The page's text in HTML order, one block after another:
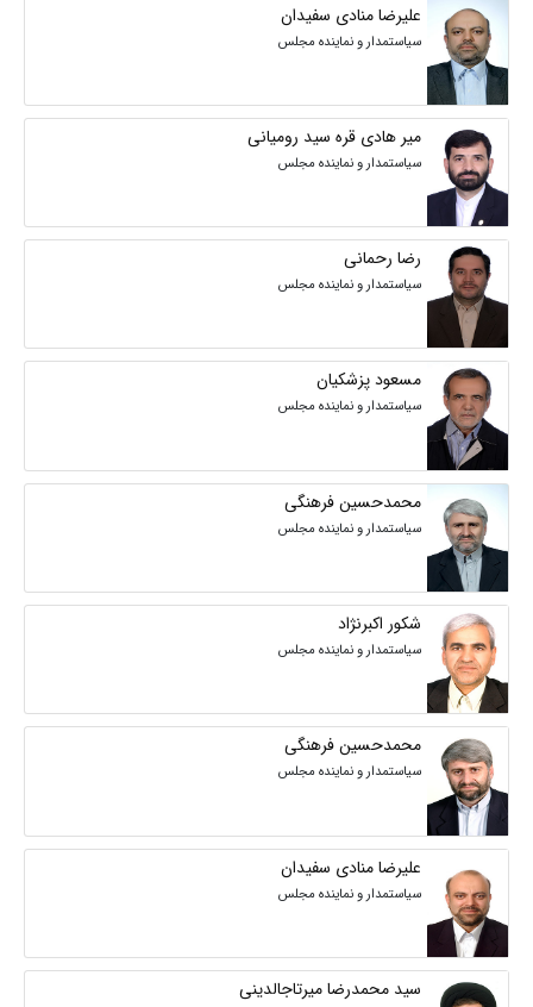
علیرضا منادی سفیدان
سیاستمدار و نماینده مجلس
میر هادی قره سید رومیانی
سیاستمدار و نماینده مجلس
رضا رحمانی
سیاستمدار و نماینده مجلس
مسعود پزشکیان
سیاستمدار و نماینده مجلس
محمدحسین فرهنگی
سیاستمدار و نماینده مجلس
شکور اکبرنژاد
سیاستمدار و نماینده مجلس
محمدحسین فرهنگی
سیاستمدار و نماینده مجلس
علیرضا منادی سفیدان
سیاستمدار و نماینده مجلس
سید محمدرضا میرتاجالدینی